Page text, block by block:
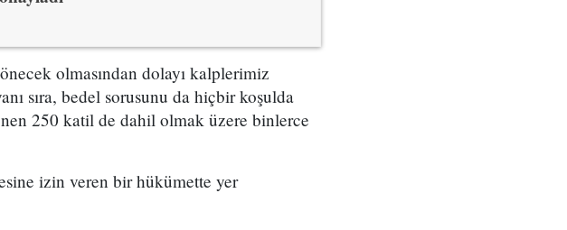
olmasından dolayı kalplerimiz
sıra, bedel sorusunu da hiçbir koşulda
250 katil de dahil olmak üzere binlerce
izin veren bir hükümette yer